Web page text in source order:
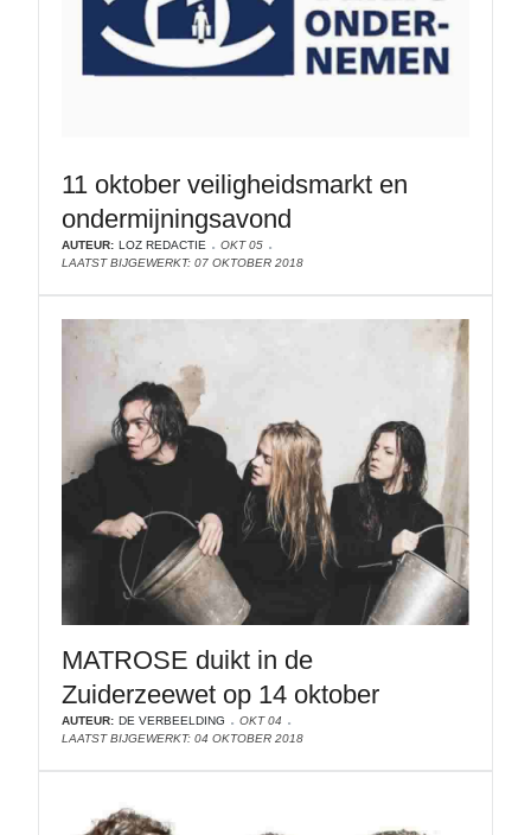
11 oktober veiligheidsmarkt en
ondermijningsavond
AUTEUR: LOZ REDACTIE
OKT 05
LAATST BIJGEWERKT: 07 OKTOBER 2018
MATROSE duikt in de
Zuiderzeewet op 14 oktober
AUTEUR: DE VERBEELDING
OKT 04
LAATST BIJGEWERKT: 04 OKTOBER 2018